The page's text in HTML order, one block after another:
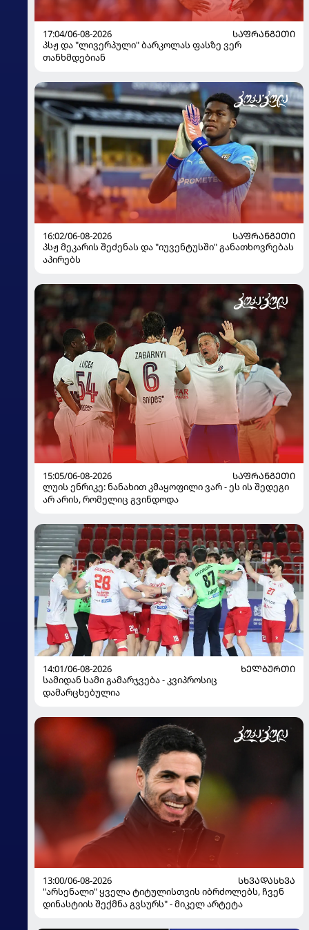
17:04/06-08-2026
ᲡᲐᲤᲠᲐᲜᲒᲔᲗᲘ
პსჟ და "ლივერპული" ბარკოლას ფასზე ვერ
თანხმდებიან
16:02/06-08-2026
ᲡᲐᲤᲠᲐᲜᲒᲔᲗᲘ
პსჟ მეკარის შეძენას და "იუვენტუსში" განათხოვრებას
აპირებს
15:05/06-08-2026
ᲡᲐᲤᲠᲐᲜᲒᲔᲗᲘ
ლუის ენრიკე: ნანახით კმაყოფილი ვარ - ეს ის შედეგი
არ არის, რომელიც გვინდოდა
14:01/06-08-2026
ᲮᲔᲚᲑᲣᲠᲗᲘ
სამიდან სამი გამარჯვება - კვიპროსიც
დამარცხებულია
13:00/06-08-2026
ᲡᲮᲕᲐᲓᲐᲡᲮᲕᲐ
"არსენალი" ყველა ტიტულისთვის იბრძოლებს, ჩვენ
დინასტიის შექმნა გვსურს" - მიკელ არტეტა